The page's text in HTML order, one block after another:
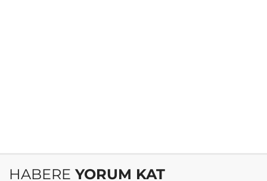
HABERE YORUM KAT